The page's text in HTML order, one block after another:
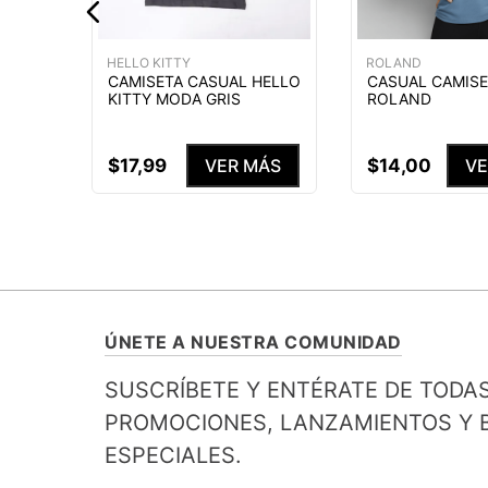
HELLO KITTY
CAMISETA CASUAL HELLO
KITTY MODA GRIS
$17,99 VER MÁS
ROLAND
CASUAL
ROLAND
$14,00
ÚNETE A NUESTRA COMUNIDAD
SUSCRÍBETE Y ENTÉRATE DE
PROMOCIONES, LANZAMIENTOS Y
ESPECIALES.